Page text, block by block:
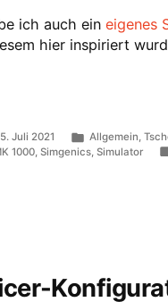
ich auch ein eigenes
hier inspiriert
Juli 2021
Veröffentlicht
in
Allgemein,
1000, Simgenics, Simulator